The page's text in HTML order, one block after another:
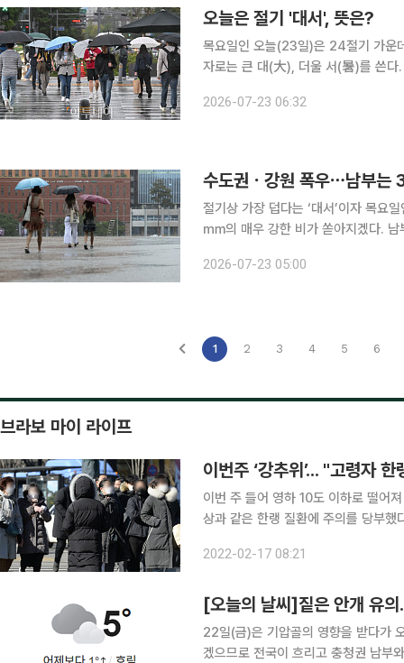
오늘은 절기 '대서', 뜻은?
목요일인 오늘(23일)은 24절기 가운
자로는 큰 대(大), 더울 서(暑)를 쓴다. 말 그대로 ‘
가 한층 강해지는 시기다. 중복을 전후
2026-07-23 06:32
수도권ㆍ강원 폭우⋯남부는
절기상 가장 덥다는 ‘대서’이자 목요
㎜의 매우 강한 비가 쏟아지겠다. 남
지방과 제주도는 가끔 구름이 많겠다.
2026-07-23 05:00
1 2 3 4 5 6
브라보 마이 라이프
이번주 ‘강추위’... "고령자
이번 주 들어 영하 10도 이하로 떨어
상과 같은 한랭 질환에 주의를 당부
기, 인천 등 수도권에 한파주의보를,
2022-02-17 08:21
[오늘의 날씨]짙은 안개 유
22일(금)은 기압골의 영향을 받다가
겠으므로 전국이 흐리고 충청권 남부